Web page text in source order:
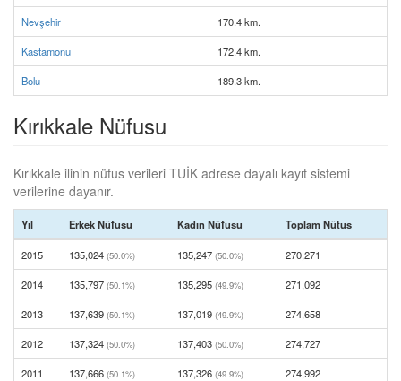
Nevşehir 170.4 km.
Kastamonu 172.4 km.
Bolu 189.3 km.
Kırıkkale Nüfusu
Kırıkkale ilinin nüfus verileri TUİK adrese dayalı kayıt sistemi
verilerine dayanır.
Yıl Erkek Nüfusu Kadın Nüfusu Toplam Nütus
2015 135,024 (50.0%) 135,247 (50.0%) 270,271
2014 135,797 (50.1%) 135,295 (49.9%) 271,092
2013 137,639 (50.1%) 137,019 (49.9%) 274,658
2012 137,324 (50.0%) 137,403 (50.0%) 274,727
2011 137,666 (50.1%) 137,326 (49.9%) 274,992